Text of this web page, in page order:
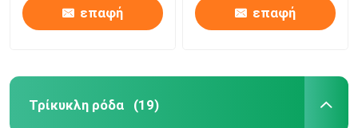
επαφή επαφή
Τρίκυκλη ρόδα (19)